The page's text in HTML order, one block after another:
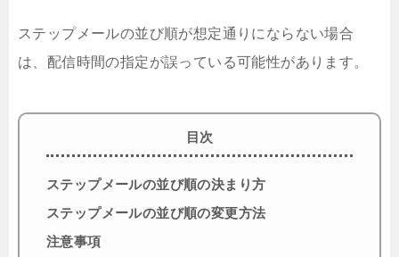
ステップメールの並び順が想定通りにならない場合
は、配信時間の指定が誤っている可能性があります。
目次
ステップメールの並び順の決まり方
ステップメールの並び順の変更方法
注意事項